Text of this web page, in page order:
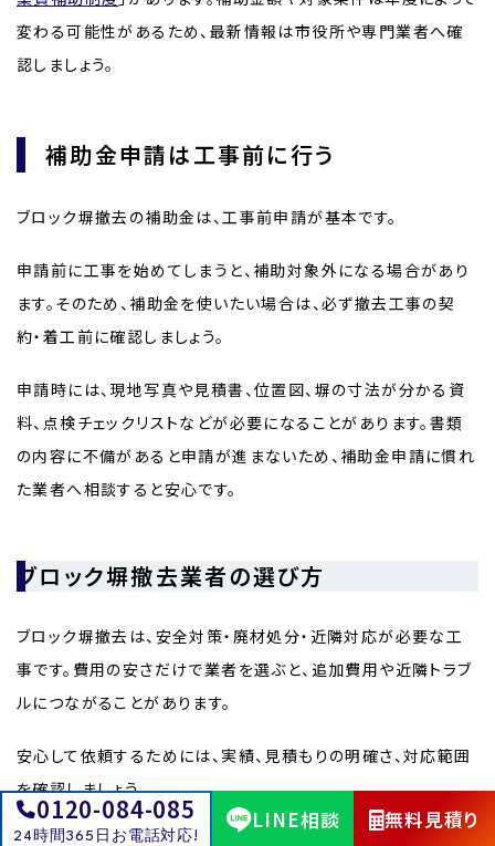
0120-084-085
24時間365日お電話対応!
LINE相談 無料見積り
変わる可能性があるため、最新情報は市役所や専門業者へ確
認しましょう。
補助金申請は工事前に行う
ブロック塀撤去の補助金は、工事前申請が基本です。
申請前に工事を始めてしまうと、補助対象外になる場合があり
ます。そのため、補助金を使いたい場合は、必ず撤去工事の契
約・着工前に確認しましょう。
申請時には、現地写真や見積書、位置図、塀の寸法が分かる資
料、点検チェックリストなどが必要になることがあります。書類
の内容に不備があると申請が進まないため、補助金申請に慣れ
た業者へ相談すると安心です。
ブロック塀撤去業者の選び方
ブロック塀撤去は、安全対策・廃材処分・近隣対応が必要な工
事です。費用の安さだけで業者を選ぶと、追加費用や近隣トラブ
ルにつながることがあります。
安心して依頼するためには、実績、見積もりの明確さ、対応範囲
を確認しましょう。